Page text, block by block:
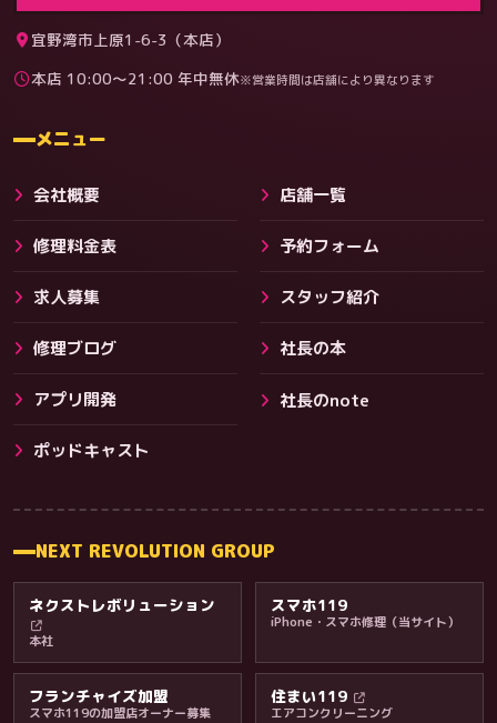
その他サービス
料金
宜野湾市上原1-6-3（本店）
本店 10:00〜21:00 年中無休※営業時間は店舗により異なります
メニュー
会社概要 店舗一覧
修理料金表 予約フォーム
求人募集 スタッフ紹介
修理ブログ 社長の本
アプリ開発 社長のnote
ポッドキャスト
NEXT REVOLUTION GROUP
ネクストレボリューション
本社
スマホ119
iPhone・スマホ修理（当サイト）
フランチャイズ加盟
スマホ119の加盟店オーナー募集
住まい119
エアコンクリーニング